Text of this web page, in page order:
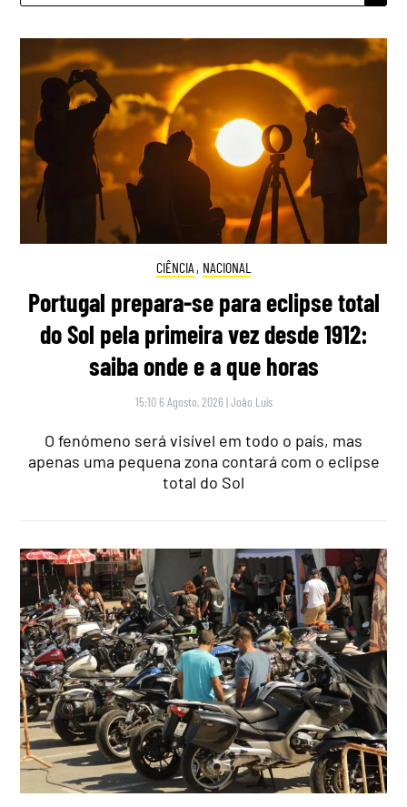
CIÊNCIA , NACIONAL
Portugal prepara-se para eclipse total
do Sol pela primeira vez desde 1912:
saiba onde e a que horas
15:10 6 Agosto, 2026 |João Luís
O fenómeno será visível em todo o país, mas
apenas uma pequena zona contará com o eclipse
total do Sol